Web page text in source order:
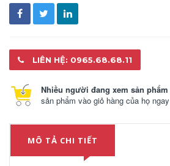
LIÊN HỆ: 0965.68.68.11
Nhiều người đang xem sản phẩm
sản phẩm vào giỏ hàng của họ
MÔ TẢ CHI TIẾT